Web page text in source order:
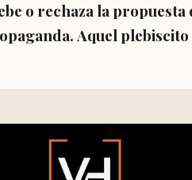
o rechaza la propuesta
Aquel plebiscito